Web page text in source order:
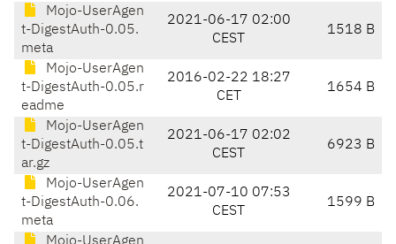
Mojo-UserAgen
t-DigestAuth-0.05.
meta
2021-06-17 02:00
CEST
1518 B
Mojo-UserAgen
t-DigestAuth-0.05.r
eadme
2016-02-22 18:27
CET
1654 B
Mojo-UserAgen
t-DigestAuth-0.05.t
ar.gz
2021-06-17 02:02
CEST
6923 B
Mojo-UserAgen
t-DigestAuth-0.06.
meta
2021-07-10 07:53
CEST
1599 B